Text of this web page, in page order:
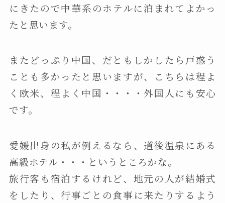
にきたので中華系のホテルに泊まれてよかっ
たと思います。
またどっぷり中国、だともしかしたら戸惑う
ことも多かったと思いますが、こちらは程よ
く欧米、程よく中国・・・・外国人にも安心
です。
愛媛出身の私が例えるなら、道後温泉にある
高級ホテル・・・というところかな。
旅行客も宿泊するけれど、地元の人が結婚式
をしたり、行事ごとの食事に来たりするよう